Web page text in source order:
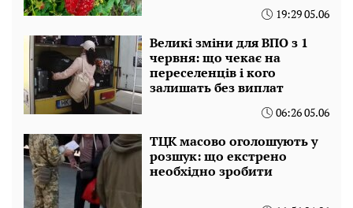
19:29 05.06
Великі зміни для ВПО з 1
червня: що чекає на
переселенців і кого
залишать без виплат
06:26 05.06
ТЦК масово оголошують у
розшук: що екстрено
необхідно зробити